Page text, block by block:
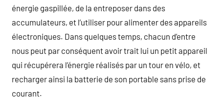
énergie gaspillée, de la entreposer dans des
accumulateurs, et l’utiliser pour alimenter des appareils
électroniques. Dans quelques temps, chacun d’entre
nous peut par conséquent avoir trait lui un petit appareil
qui récupérera l’énergie réalisés par un tour en vélo, et
recharger ainsi la batterie de son portable sans prise de
courant.